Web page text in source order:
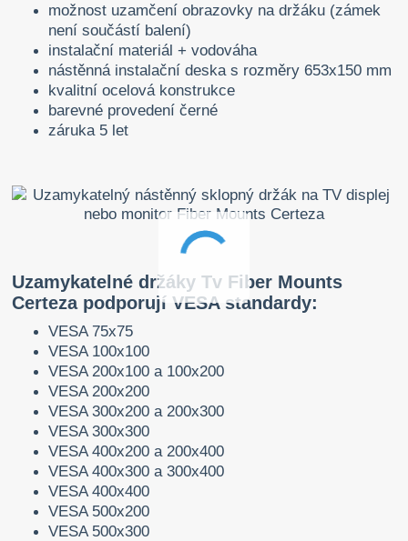
možnost uzamčení obrazovky na držáku (zámek
není součástí balení)
instalační materiál + vodováha
nástěnná instalační deska s rozměry 653x150 mm
kvalitní ocelová konstrukce
barevné provedení černé
záruka 5 let
Uzamykatelné držáky Tv Fiber Mounts
Certeza podporují VESA standardy:
VESA 75x75
VESA 100x100
VESA 200x100 a 100x200
VESA 200x200
VESA 300x200 a 200x300
VESA 300x300
VESA 400x200 a 200x400
VESA 400x300 a 300x400
VESA 400x400
VESA 500x200
VESA 500x300